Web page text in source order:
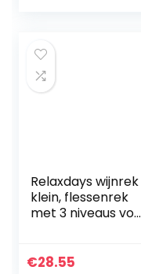
Relaxdays wijnrek
klein, flessenrek
met 3 niveaus voor
21 x 28 cm
€28.55